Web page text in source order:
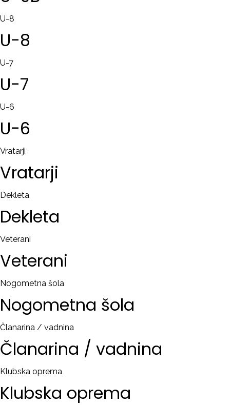
U-8
U-8
U-7
U-7
U-6
U-6
Vratarji
Vratarji
Dekleta
Dekleta
Veterani
Veterani
Nogometna šola
Nogometna šola
Članarina / vadnina
Članarina / vadnina
Klubska oprema
Klubska oprema